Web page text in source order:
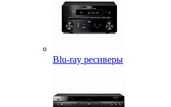
Blu-ray ресиверы